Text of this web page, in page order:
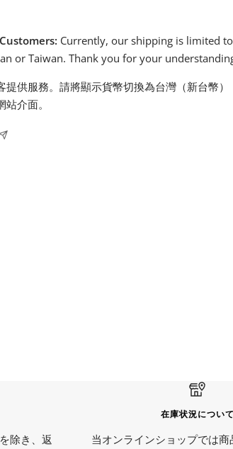
Currently, our shipping is limited to
or Taiwan. Thank you for your
提供服務。請將顯示貨幣切換為台灣（新台幣）
介面。
除き、返
在庫状況について
当オンラインショップでは